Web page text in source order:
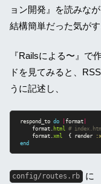
ョン開発』を読みな
結構簡単だった気が
『Railsによる〜』で
ドを見てみると、
うに記述し、
respond_to do format|
format. html
#
format. xml { render
end
config/routes.rb に